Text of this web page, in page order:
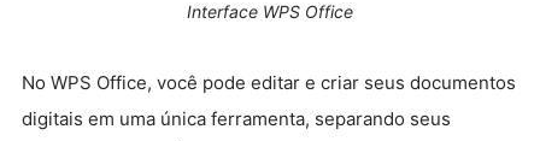
Interface WPS Office
No WPS Office, você pode editar e criar seus documentos
digitais em uma única ferramenta, separando seus